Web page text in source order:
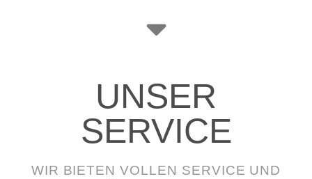
UNSER
SERVICE
WIR BIETEN VOLLEN SERVICE UND